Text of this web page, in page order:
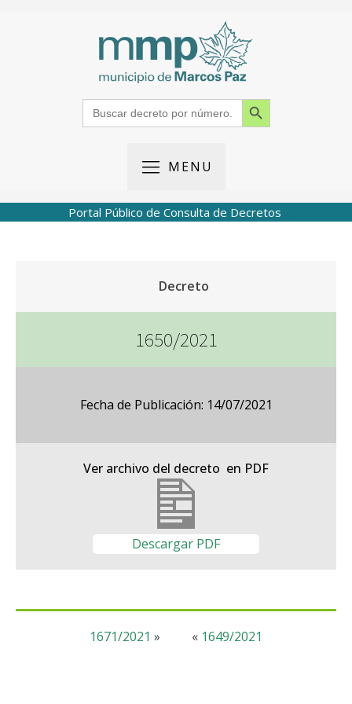
Search
for:
Search Button
MENU
Portal Público de Consulta de Decretos
Decreto
1650/2021
Fecha de Publicación: 14/07/2021
Ver archivo del decreto en PDF
Descargar PDF
« 1649/2021
1671/2021 »